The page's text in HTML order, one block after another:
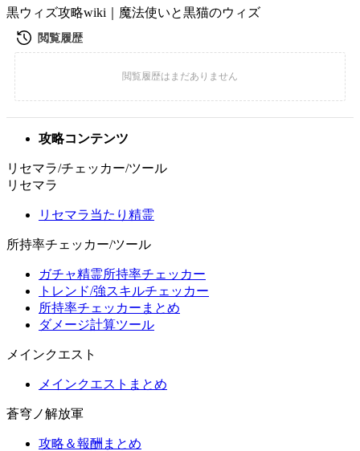
黒ウィズ攻略wiki｜魔法使いと黒猫のウィズ
攻略コンテンツ
リセマラ/チェッカー/ツール
リセマラ
リセマラ当たり精霊
所持率チェッカー/ツール
ガチャ精霊所持率チェッカー
トレンド/強スキルチェッカー
所持率チェッカーまとめ
ダメージ計算ツール
メインクエスト
メインクエストまとめ
蒼穹ノ解放軍
攻略＆報酬まとめ